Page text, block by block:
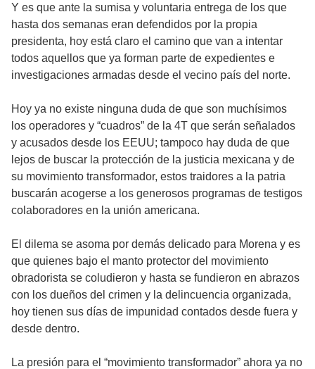
Y es que ante la sumisa y voluntaria entrega de los que
hasta dos semanas eran defendidos por la propia
presidenta, hoy está claro el camino que van a intentar
todos aquellos que ya forman parte de expedientes e
investigaciones armadas desde el vecino país del norte.
Hoy ya no existe ninguna duda de que son muchísimos
los operadores y “cuadros” de la 4T que serán señalados
y acusados desde los EEUU; tampoco hay duda de que
lejos de buscar la protección de la justicia mexicana y de
su movimiento transformador, estos traidores a la patria
buscarán acogerse a los generosos programas de testigos
colaboradores en la unión americana.
El dilema se asoma por demás delicado para Morena y es
que quienes bajo el manto protector del movimiento
obradorista se coludieron y hasta se fundieron en abrazos
con los dueños del crimen y la delincuencia organizada,
hoy tienen sus días de impunidad contados desde fuera y
desde dentro.
La presión para el “movimiento transformador” ahora ya no